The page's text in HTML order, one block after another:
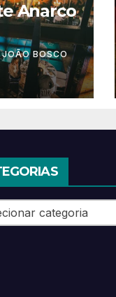
Anarco
JOÃO BOSCO